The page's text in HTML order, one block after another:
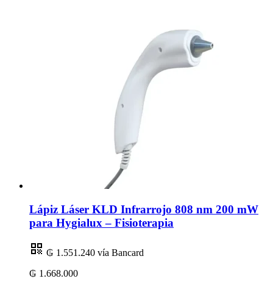
Lápiz Láser KLD Infrarrojo 808 nm 200 mW
para Hygialux – Fisioterapia
₲ 1.551.240 vía Bancard
₲ 1.668.000